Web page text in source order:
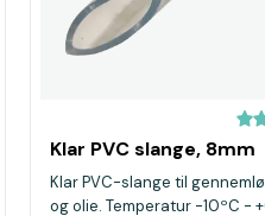
Klar PVC slange, 8mm
Klar PVC-slange til
og olie. Temperatur -10ºC -